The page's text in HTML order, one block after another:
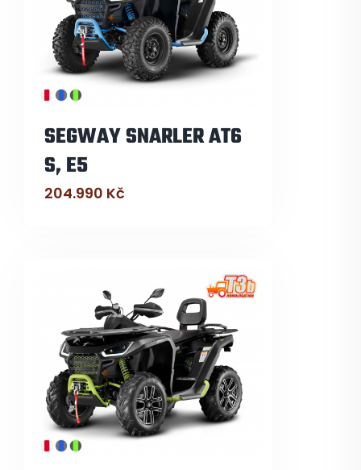
SEGWAY SNARLER AT6
S, E5
204.990 Kč